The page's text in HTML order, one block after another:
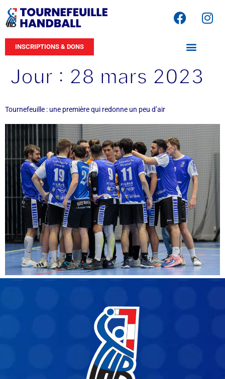
INSCRIPTIONS & DONS
Jour : 28 mars 2023
Tournefeuille : une première qui redonne un peu d’air